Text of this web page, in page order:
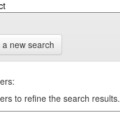
new search
to refine the search results.